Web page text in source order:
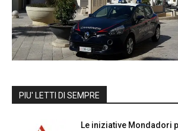
PIU' LETTI DI SEMPRE
Le iniziative Mondadori